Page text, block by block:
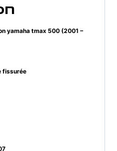
yamaha tmax 500 (2001 –
fissurée